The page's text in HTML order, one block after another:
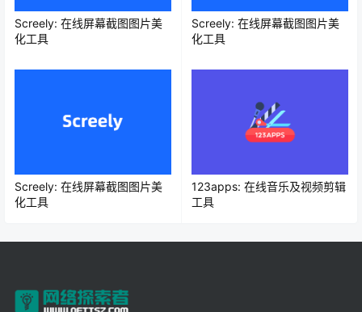
Screely: 在线屏幕截图图片美
化工具
Screely: 在线屏幕截图图片美
化工具
Screely: 在线屏幕截图图片美
化工具
123apps: 在线音乐及视频剪辑
工具